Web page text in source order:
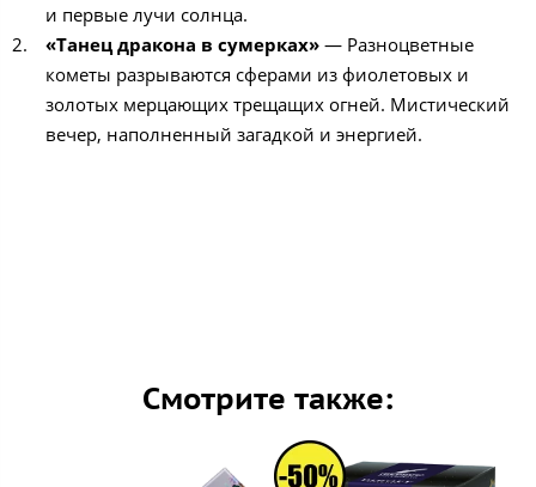
и первые лучи солнца.
«Танец дракона в сумерках»— Разноцветные
кометы разрываются сферами из фиолетовых и
золотых мерцающих трещащих огней. Мистический
вечер, наполненный загадкой и энергией.
Смотрите также: